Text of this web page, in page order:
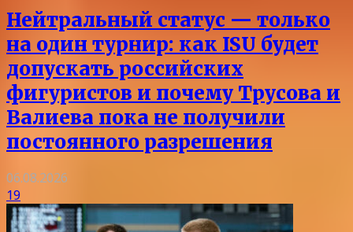
Нейтральный статус — только
на один турнир: как ISU будет
допускать российских
фигуристов и почему Трусова и
Валиева пока не получили
постоянного разрешения
06.08.2026
19